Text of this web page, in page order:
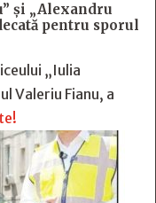
și „Alexandru
pentru sporul
„Iulia
Valeriu Fianu, a